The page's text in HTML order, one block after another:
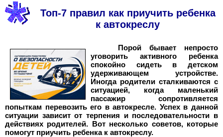
Топ-7 правил как приучить ребенка
к автокреслу
Порой бывает непросто
уговорить активного ребенка
спокойно сидеть в детском
удерживающем устройстве.
Иногда родители сталкиваются с
ситуацией, когда маленький
пассажир сопротивляется
попыткам перевозить его в автокресле. Успех в данной
ситуации зависит от терпения и последовательности в
действиях родителей. Вот несколько советов, которые
помогут приучить ребенка к автокреслу.